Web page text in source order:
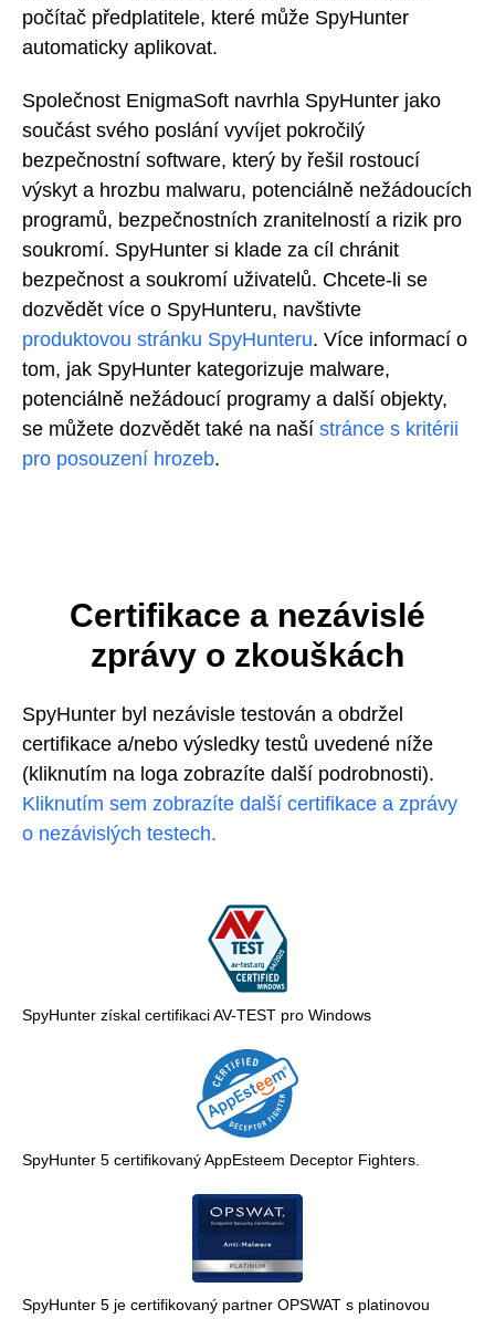
počítač předplatitele, které může SpyHunter
automaticky aplikovat.
Společnost EnigmaSoft navrhla SpyHunter jako
součást svého poslání vyvíjet pokročilý
bezpečnostní software, který by řešil rostoucí
výskyt a hrozbu malwaru, potenciálně nežádoucích
programů, bezpečnostních zranitelností a rizik pro
soukromí. SpyHunter si klade za cíl chránit
bezpečnost a soukromí uživatelů. Chcete-li se
dozvědět více o SpyHunteru, navštivte
produktovou stránku SpyHunteru. Více informací o
tom, jak SpyHunter kategorizuje malware,
potenciálně nežádoucí programy a další objekty,
se můžete dozvědět také na naší stránce s kritérii
pro posouzení hrozeb.
Certifikace a nezávislé
zprávy o zkouškách
SpyHunter byl nezávisle testován a obdržel
certifikace a/nebo výsledky testů uvedené níže
(kliknutím na loga zobrazíte další podrobnosti).
Kliknutím sem zobrazíte další certifikace a zprávy
o nezávislých testech.
SpyHunter získal certifikaci AV-TEST pro Windows
SpyHunter 5 certifikovaný AppEsteem Deceptor Fighters.
SpyHunter 5 je certifikovaný partner OPSWAT s platinovou